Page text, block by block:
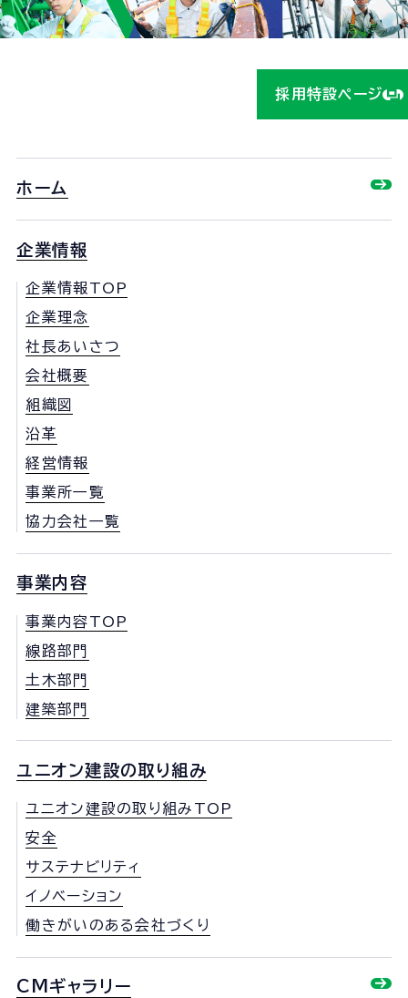
ら！
採用特設ページ
ホーム
企業情報
企業情報TOP
企業理念
社長あいさつ
会社概要
組織図
沿革
経営情報
事業所一覧
協力会社一覧
事業内容
事業内容TOP
線路部門
土木部門
建築部門
ユニオン建設の取り組み
ユニオン建設の取り組みTOP
安全
サステナビリティ
イノベーション
働きがいのある会社づくり
CMギャラリー